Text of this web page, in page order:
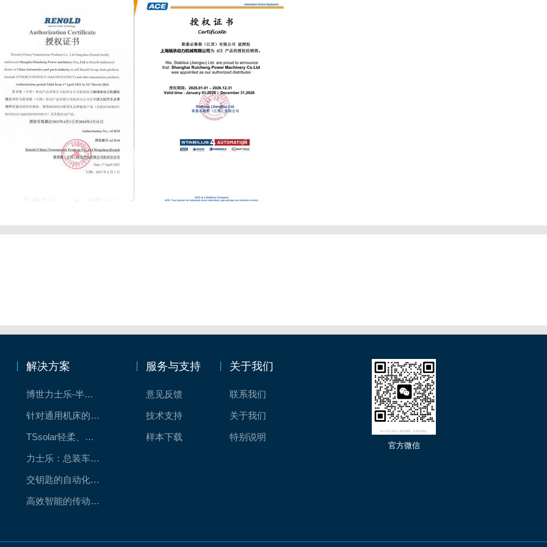
解决方案
博世力士乐-半导体工业的自动控制解决方案
针对通用机床的CNC系统解决方案
TSsolar轻柔、洁净、高效而理想的太阳能模块生产系统
力士乐：总装车间自动化合作伙伴
交钥匙的自动化解决方案
高效智能的传动与控制系统-金属切割机床
服务与支持
意见反馈
技术支持
样本下载
关于我们
联系我们
关于我们
特别说明
官方微信